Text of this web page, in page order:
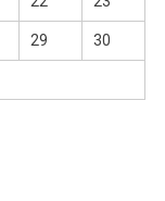
29 30